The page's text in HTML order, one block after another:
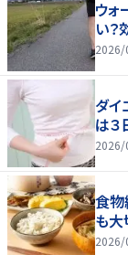
ウォ
い
ダ
は３
2026/
食物
も大
2026/